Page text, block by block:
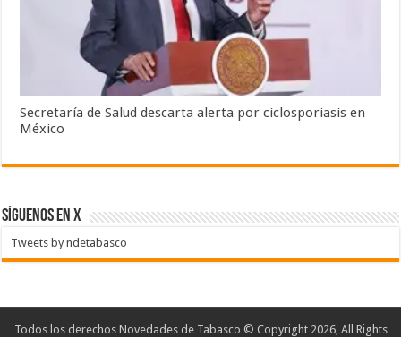
Secretaría de Salud descarta alerta por ciclosporiasis en
México
SÍGUENOS EN X
Tweets by ndetabasco
Todos los derechos Novedades de Tabasco © Copyright 2026, All Rights